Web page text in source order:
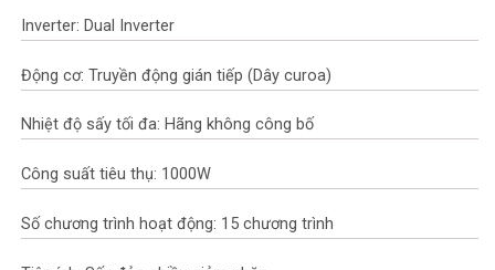
Inverter: Dual Inverter
Động cơ: Truyền động gián tiếp (Dây curoa)
Nhiệt độ sấy tối đa: Hãng không công bố
Công suất tiêu thụ: 1000W
Số chương trình hoạt động: 15 chương trình